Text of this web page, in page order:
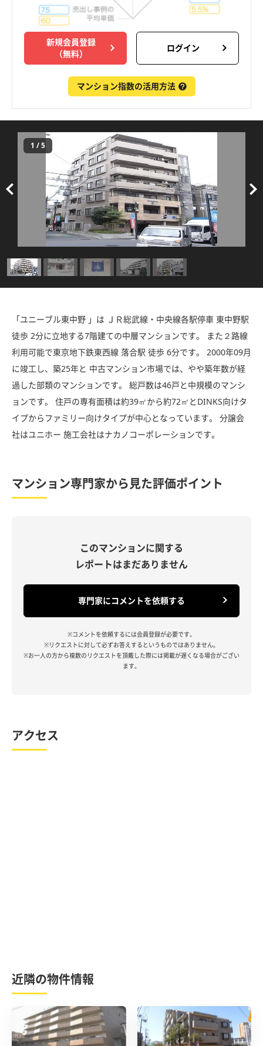
新規会員登録
（無料）
ログイン
マンション指数の活用方法
1 /5
「ユニーブル東中野 」は ＪＲ総武線・中央線各駅停車 東中野駅
徒歩 2分に立地する7階建ての中層マンションです。 また２路線
利用可能で東京地下鉄東西線 落合駅 徒歩 6分です。 2000年09月
に竣工し、築25年と 中古マンション市場では、やや築年数が経
過した部類のマンションです。 総戸数は46戸と中規模のマンシ
ョンです。 住戸の専有面積は約39㎡から約72㎡とDINKS向けタ
イプからファミリー向けタイプが中心となっています。 分譲会
社はユニホー 施工会社はナカノコーポレーションです。
マンション専門家から見た評価ポイント
このマンションに関する
レポートはまだありません
専門家にコメントを依頼する
※コメントを依頼するには会員登録が必要です。
※リクエストに対して必ずお答えするというものではありません。
※お一人の方から複数のリクエストを頂戴した際には掲載が遅くなる場合がござい
ます。
アクセス
近隣の物件情報